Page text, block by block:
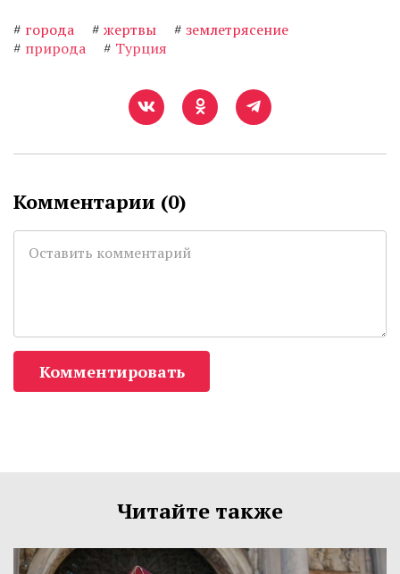
# города # жертвы # землетрясение
# природа # Турция
Комментарии (0)
Комментировать
Читайте также